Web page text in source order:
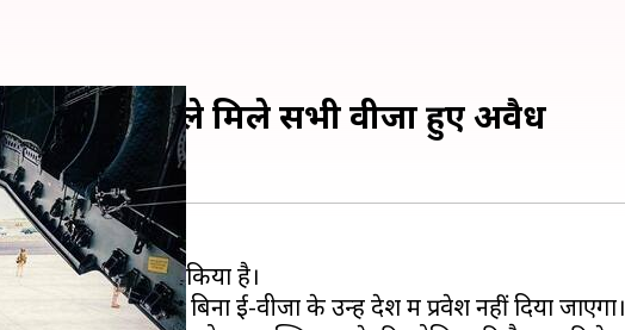
ई-वीजा, पहले मिले सभी वीजा हुए अवैध
ने बड़ा फैसला किया है।
लेना होगा। बिना ई-वीजा के उन्हें देश में प्रवेश नहीं दिया जाएगा।